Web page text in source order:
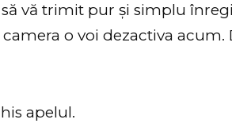
vă trimit pur și simplu
o voi dezactiva acum.
apelul.